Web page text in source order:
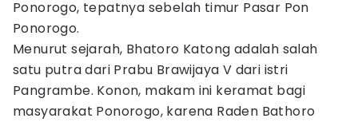
Ponorogo, tepatnya sebelah timur Pasar Pon
Ponorogo.
Menurut sejarah, Bhatoro Katong adalah salah
satu putra dari Prabu Brawijaya V dari istri
Pangrambe. Konon, makam ini keramat bagi
masyarakat Ponorogo, karena Raden Bathoro